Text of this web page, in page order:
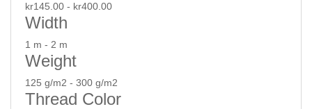
kr145.00 - kr400.00
Width
1 m - 2 m
Weight
125 g/m2 - 300 g/m2
Thread Color